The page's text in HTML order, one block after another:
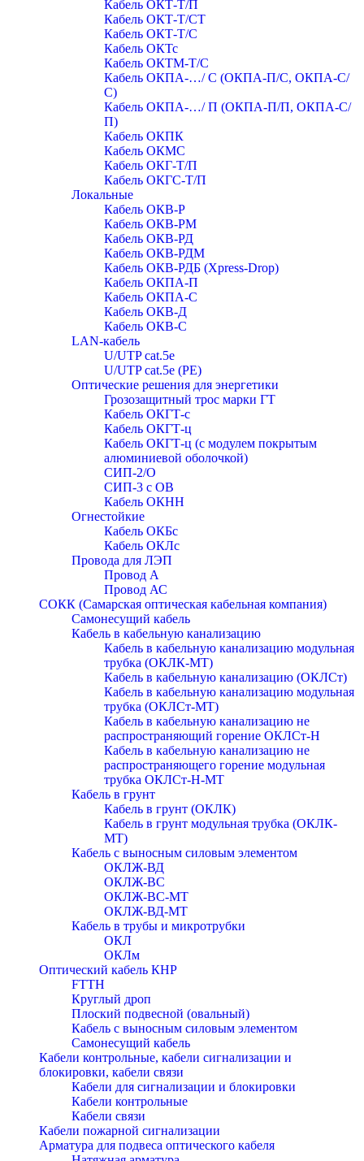
Кабель ОКТ-Т/П
Кабель ОКТ-Т/СТ
Кабель ОКТ-Т/С
Кабель ОКТс
Кабель ОКТМ-Т/С
Кабель ОКПА-…/ С (ОКПА-П/С, ОКПА-С/
С)
Кабель ОКПА-…/ П (ОКПА-П/П, ОКПА-С/
П)
Кабель ОКПК
Кабель ОКМС
Кабель ОКГ-Т/П
Кабель ОКГС-Т/П
Локальные
Кабель ОКВ-Р
Кабель ОКВ-РМ
Кабель ОКВ-РД
Кабель ОКВ-РДМ
Кабель ОКВ-РДБ (Xpress-Drop)
Кабель ОКПА-П
Кабель ОКПА-С
Кабель ОКВ-Д
Кабель ОКВ-С
LAN-кабель
U/UTP cat.5e
U/UTP cat.5e (PE)
Оптические решения для энергетики
Грозозащитный трос марки ГТ
Кабель ОКГТ-с
Кабель ОКГТ-ц
Кабель ОКГТ-ц (с модулем покрытым
алюминиевой оболочкой)
СИП-2/О
СИП-3 с ОВ
Кабель ОКНН
Огнестойкие
Кабель ОКБc
Кабель ОКЛc
Провода для ЛЭП
Провод А
Провод АС
СОКК (Самарская оптическая кабельная компания)
Самонесущий кабель
Кабель в кабельную канализацию
Кабель в кабельную канализацию модульная
трубка (ОКЛК-МТ)
Кабель в кабельную канализацию (ОКЛСт)
Кабель в кабельную канализацию модульная
трубка (ОКЛСт-МТ)
Кабель в кабельную канализацию не
распространяющий горение ОКЛСт-Н
Кабель в кабельную канализацию не
распространяющего горение модульная
трубка ОКЛСт-Н-МТ
Кабель в грунт
Кабель в грунт (ОКЛК)
Кабель в грунт модульная трубка (ОКЛК-
МТ)
Кабель с выносным силовым элементом
ОКЛЖ-ВД
ОКЛЖ-ВС
ОКЛЖ-ВС-МТ
ОКЛЖ-ВД-МТ
Кабель в трубы и микротрубки
ОКЛ
ОКЛм
Оптический кабель КНР
FTTH
Круглый дроп
Плоский подвесной (овальный)
Кабель с выносным силовым элементом
Самонесущий кабель
Кабели контрольные, кабели сигнализации и
блокировки, кабели связи
Кабели для сигнализации и блокировки
Кабели контрольные
Кабели связи
Кабели пожарной сигнализации
Арматура для подвеса оптического кабеля